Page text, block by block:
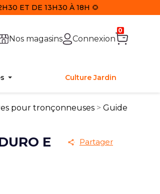
ET DE 13H30 À 18H 🌻
Nos magasins Connexion
0
Culture Jardin
pour tronçonneuses
Guide
E Partager